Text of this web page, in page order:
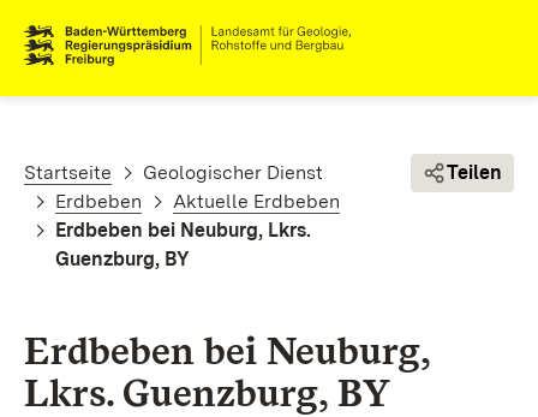
Pfadnavigation
Startseite
Geologischer Dienst
Erdbeben
Aktuelle Erdbeben
Erdbeben bei Neuburg, Lkrs.
Guenzburg, BY
Teilen
Erdbeben bei Neuburg,
Lkrs. Guenzburg, BY